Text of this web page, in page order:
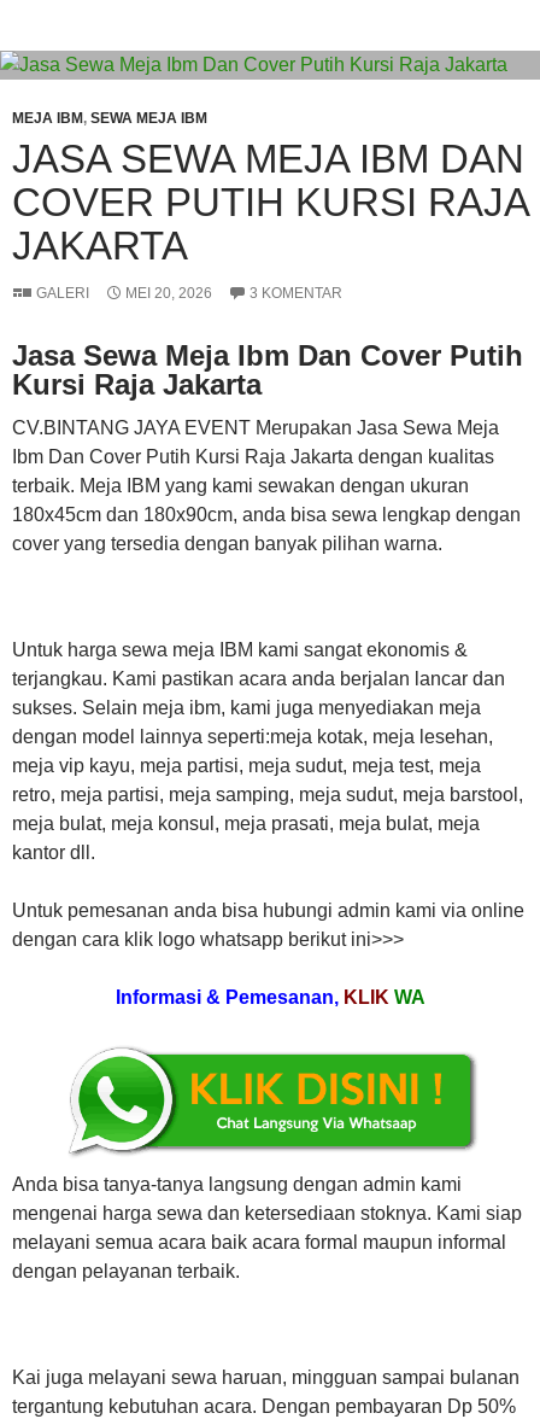
MEJA IBM , SEWA MEJA IBM
JASA SEWA MEJA IBM DAN
COVER PUTIH KURSI RAJA
JAKARTA
GALERI MEI 20, 2026 3 KOMENTAR
Jasa Sewa Meja Ibm Dan Cover Putih
Kursi Raja Jakarta
CV.BINTANG JAYA EVENT Merupakan Jasa Sewa Meja
Ibm Dan Cover Putih Kursi Raja Jakarta dengan kualitas
terbaik. Meja IBM yang kami sewakan dengan ukuran
180x45cm dan 180x90cm, anda bisa sewa lengkap dengan
cover yang tersedia dengan banyak pilihan warna.
Untuk harga sewa meja IBM kami sangat ekonomis &
terjangkau. Kami pastikan acara anda berjalan lancar dan
sukses. Selain meja ibm, kami juga menyediakan meja
dengan model lainnya seperti:meja kotak, meja lesehan,
meja vip kayu, meja partisi, meja sudut, meja test, meja
retro, meja partisi, meja samping, meja sudut, meja barstool,
meja bulat, meja konsul, meja prasati, meja bulat, meja
kantor dll.
Untuk pemesanan anda bisa hubungi admin kami via online
dengan cara klik logo whatsapp berikut ini>>>
Informasi & Pemesanan, KLIK WA
Anda bisa tanya-tanya langsung dengan admin kami
mengenai harga sewa dan ketersediaan stoknya. Kami siap
melayani semua acara baik acara formal maupun informal
dengan pelayanan terbaik.
Kai juga melayani sewa haruan, mingguan sampai bulanan
tergantung kebutuhan acara. Dengan pembayaran Dp 50%